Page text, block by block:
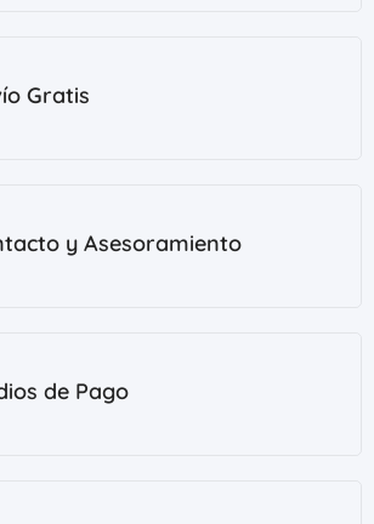
Gratis
y Asesoramiento
de Pago